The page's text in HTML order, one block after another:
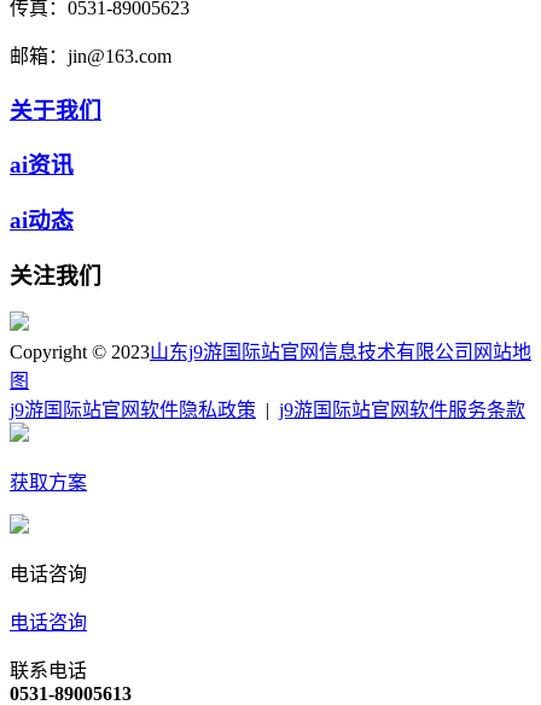
传真： 0531-89005623
邮箱： jin@163.com
关于我们
ai资讯
ai动态
关注我们
Copyright © 2023山东j9游国际站官网信息技术有限公司 网站地
图
j9游国际站官网软件隐私政策
j9游国际站官网软件服务条款
获取方案
电话咨询
电话咨询
联系电话
0531-89005613